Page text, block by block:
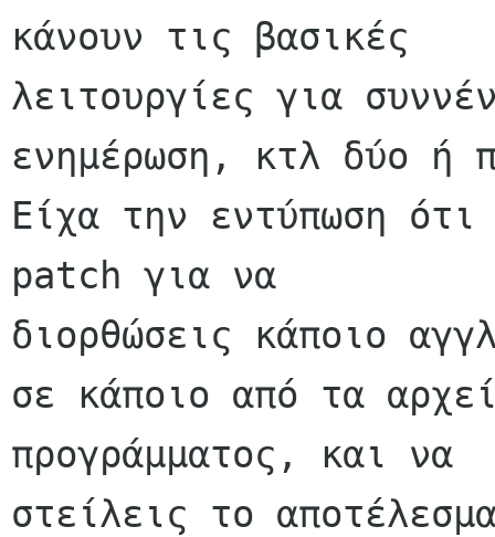
κάνουν τις βασικές
λειτουργίες για
ενημέρωση, κτλ δύο ή
Είχα την εντύπωση ότι
patch για να
διορθώσεις κάποιο
σε κάποιο από τα
προγράμματος, και να
στείλεις το